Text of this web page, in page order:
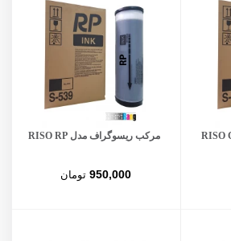
مرکب ریسوگراف مدل RISO RP
950,000 تومان